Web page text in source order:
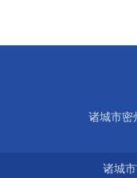
诸城市密
诸城